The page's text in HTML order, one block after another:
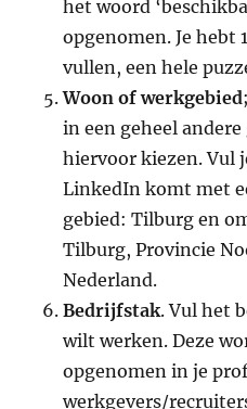
het woord
opgenomen. Je hebt
vullen, een hele
Woon of werkgebied
in een geheel
hiervoor kiezen. Vul
LinkedIn komt met
gebied: Tilburg en
Tilburg, Provincie
Nederland.
Bedrijfstak. Vul het
wilt werken. Deze
opgenomen in je
werkgevers/